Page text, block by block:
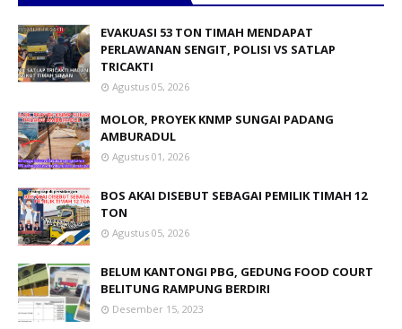
EVAKUASI 53 TON TIMAH MENDAPAT
PERLAWANAN SENGIT, POLISI VS SATLAP
TRICAKTI
Agustus 05, 2026
MOLOR, PROYEK KNMP SUNGAI PADANG
AMBURADUL
Agustus 01, 2026
BOS AKAI DISEBUT SEBAGAI PEMILIK TIMAH 12
TON
Agustus 05, 2026
BELUM KANTONGI PBG, GEDUNG FOOD COURT
BELITUNG RAMPUNG BERDIRI
Desember 15, 2023